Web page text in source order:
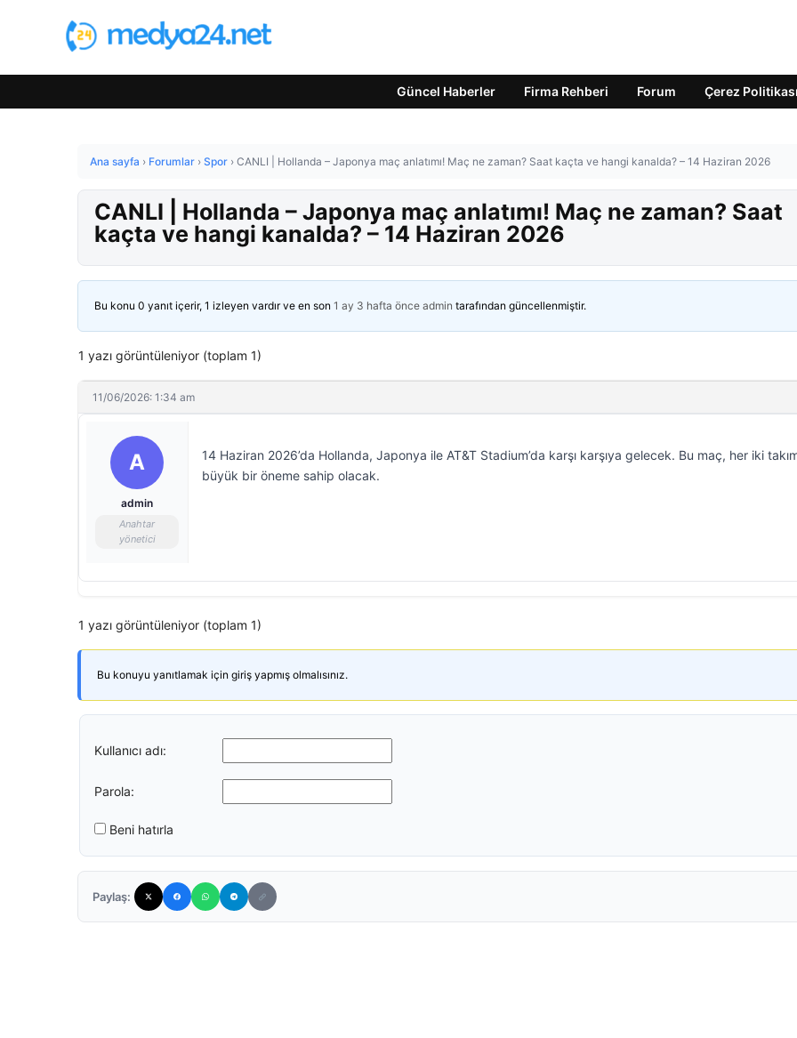
Güncel Haberler Firma Rehberi Forum Çerez Politikası
Ana sayfa › Forumlar › Spor › CANLI | Hollanda – Japonya maç anlatımı! Maç ne zaman? Saat kaçta ve hangi kanalda? – 14 Haziran 2026
CANLI | Hollanda – Japonya maç anlatımı! Maç ne zaman? Saat
kaçta ve hangi kanalda? – 14 Haziran 2026
Bu konu 0 yanıt içerir, 1 izleyen vardır ve en son 1 ay 3 hafta önce admin tarafından güncellenmiştir.
1 yazı görüntüleniyor (toplam 1)
11/06/2026: 1:34 am
A
admin
Anahtar
yönetici
14 Haziran 2026’da Hollanda, Japonya ile AT&T Stadium’da karşı karşıya gelecek. Bu maç, her iki
büyük bir öneme sahip olacak.
1 yazı görüntüleniyor (toplam 1)
Bu konuyu yanıtlamak için giriş yapmış olmalısınız.
Kullanıcı adı:
Parola:
Beni hatırla
Paylaş: